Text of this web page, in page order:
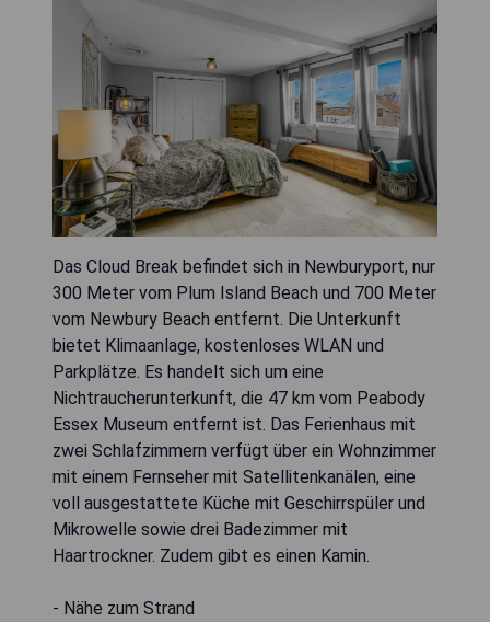
Das Cloud Break befindet sich in Newburyport, nur
300 Meter vom Plum Island Beach und 700 Meter
vom Newbury Beach entfernt. Die Unterkunft
bietet Klimaanlage, kostenloses WLAN und
Parkplätze. Es handelt sich um eine
Nichtraucherunterkunft, die 47 km vom Peabody
Essex Museum entfernt ist. Das Ferienhaus mit
zwei Schlafzimmern verfügt über ein Wohnzimmer
mit einem Fernseher mit Satellitenkanälen, eine
voll ausgestattete Küche mit Geschirrspüler und
Mikrowelle sowie drei Badezimmer mit
Haartrockner. Zudem gibt es einen Kamin.
- Nähe zum Strand